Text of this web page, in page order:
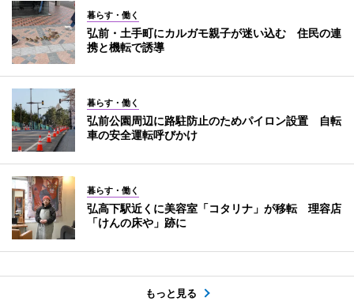
暮らす・働く
弘前・土手町にカルガモ親子が迷い込む 住民の連
携と機転で誘導
暮らす・働く
弘前公園周辺に路駐防止のためパイロン設置 自転
車の安全運転呼びかけ
暮らす・働く
弘高下駅近くに美容室「コタリナ」が移転 理容店
「けんの床や」跡に
もっと見る